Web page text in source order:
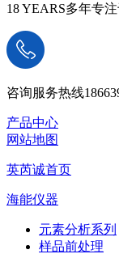
18 YEARS多年专
咨询服务热线
产品中心
网站地图
英芮诚首页
海能仪器
元素分析系列
样品前处理